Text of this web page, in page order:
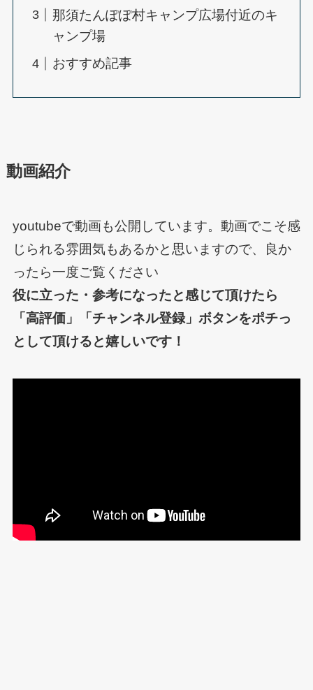
那須たんぽぽ村キャンプ広場付近のキ
ャンプ場
おすすめ記事
動画紹介
youtubeで動画も公開しています。動画でこそ感
じられる雰囲気もあるかと思いますので、良か
ったら一度ご覧ください
役に立った・参考になったと感じて頂けたら
「高評価」「チャンネル登録」ボタンをポチっ
として頂けると嬉しいです！